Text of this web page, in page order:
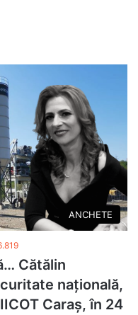
ANCHETE
Cătălin
națională,
Caraș, în 24